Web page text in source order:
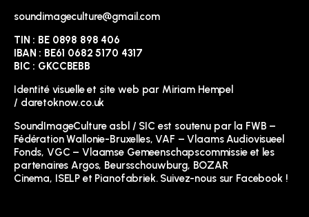
soundimageculture@gmail.com
TIN : BE 0898 898 406
IBAN : BE61 0682 5170 4317
BIC : GKCCBEBB
Identité visuelle et site web par Miriam Hempel
/ daretoknow.co.uk
SoundImageCulture asbl / SIC est soutenu par la FWB –
Fédération Wallonie-Bruxelles,VAF – Vlaams Audiovisueel
Fonds, VGC – Vlaamse Gemeenschapscommissieet les
partenairesArgos, Beursschouwburg, BOZAR
Cinema, ISELP et Pianofabriek. Suivez-nous sur Facebook !